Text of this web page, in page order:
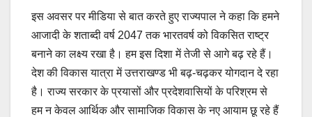
इस अवसर पर मीडिया से बात करते हुए राज्यपाल ने कहा कि हमने
आजादी के शताब्दी वर्ष 2047 तक भारतवर्ष को विकसित राष्ट्र
बनाने का लक्ष्य रखा है। हम इस दिशा में तेजी से आगे बढ़ रहे हैं।
देश की विकास यात्रा में उत्तराखण्ड भी बढ़-चढ़कर योगदान दे रहा
है। राज्य सरकार के प्रयासों और प्रदेशवासियों के परिश्रम से
हम न केवल आर्थिक और सामाजिक विकास के नए आयाम छू रहे हैं